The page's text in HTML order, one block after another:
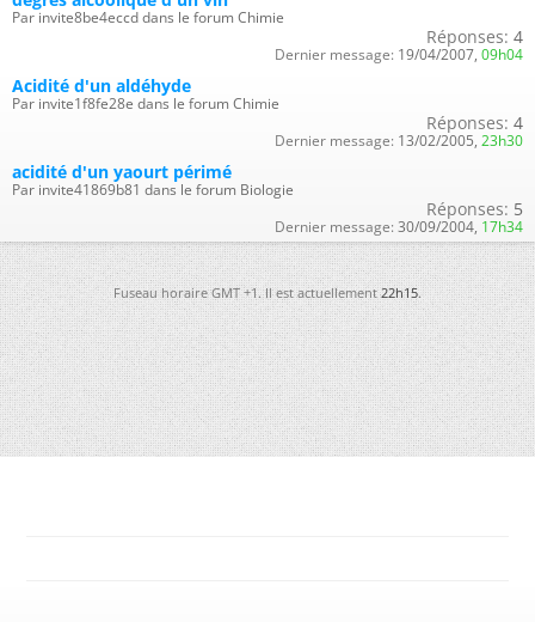
Par invite8be4eccd dans le forum Chimie
Réponses: 4
Dernier message: 19/04/2007, 09h04
Acidité d'un aldéhyde
Par invite1f8fe28e dans le forum Chimie
Réponses: 4
Dernier message: 13/02/2005, 23h30
acidité d'un yaourt périmé
Par invite41869b81 dans le forum Biologie
Réponses: 5
Dernier message: 30/09/2004, 17h34
Fuseau horaire GMT +1. Il est actuellement22h15.